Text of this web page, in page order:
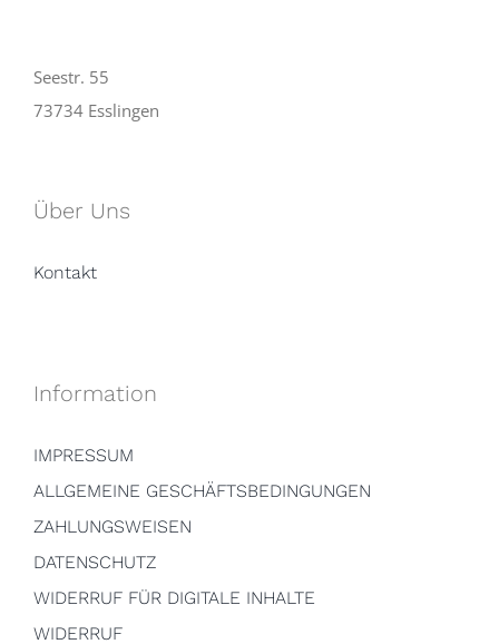
Seestr. 55
73734 Esslingen
Über Uns
Kontakt
Information
IMPRESSUM
ALLGEMEINE GESCHÄFTSBEDINGUNGEN
ZAHLUNGSWEISEN
DATENSCHUTZ
WIDERRUF FÜR DIGITALE INHALTE
WIDERRUF